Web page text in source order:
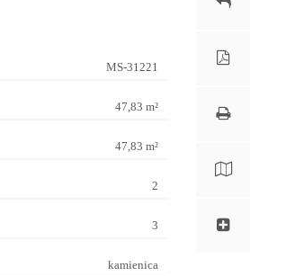
MS-31221
47,83 m²
47,83 m²
2
3
kamienica